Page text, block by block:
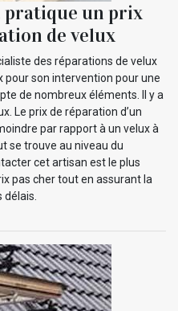
pratique un prix
de velux
des réparations de velux
son intervention pour une
de nombreux éléments. Il y a
Le prix de réparation d’un
par rapport à un velux à
se trouve au niveau du
cet artisan est le plus
pas cher tout en assurant la
délais.